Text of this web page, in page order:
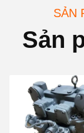
SẢN
Sản